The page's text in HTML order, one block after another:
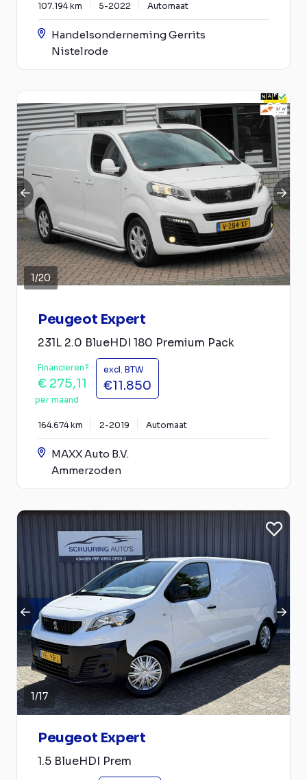
107.194 km 5-2022 Automaat
Handelsonderneming Gerrits
Nistelrode
1/20
Peugeot Expert
231L 2.0 BlueHDI 180 Premium Pack
Financieren?
€ 275,11
per maand
excl. BTW
€11.850
164.674 km 2-2019 Automaat
MAXX Auto B.V.
Ammerzoden
1/17
Peugeot Expert
1.5 BlueHDI Prem